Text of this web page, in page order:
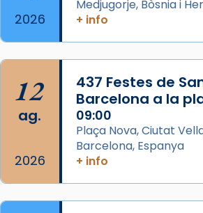
Photo
View on Facebook · Share
Arquebisbat de
2 weeks ago
Memòria de les santes Juliana
Semproniana, verges i
Acompanyant la història de
partir de l’Edat Mitjana
que les santes Juliana
2026
Medjugorje, Bòsnia i
+ info
12
ag.
2026
437 Festes de
Barcelona a la
09:00
Plaça Nova, Ciutat
Barcelona, Espanya
+ info